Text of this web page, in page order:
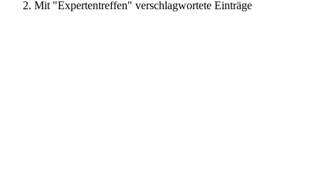
Mit "Expertentreffen" verschlagwortete Einträge